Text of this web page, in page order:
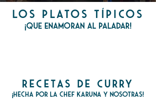
los platos típicos
¡que enamoran al paladar!
recetas de curry
¡hecha por la cheF karuna Y nosotras!